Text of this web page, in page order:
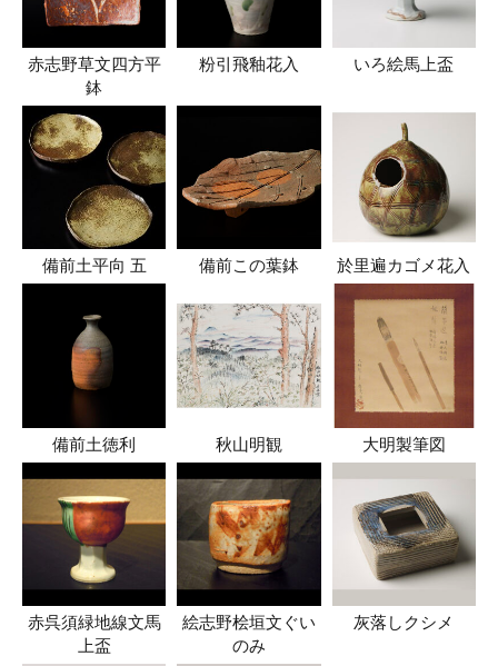
赤志野草文四方平
鉢
粉引飛釉花入 いろ絵馬上盃
備前土平向 五 備前この葉鉢 於里遍カゴメ花入
備前土徳利 秋山明観 大明製筆図
赤呉須緑地線文馬
上盃
絵志野桧垣文ぐい
のみ
灰落しクシメ